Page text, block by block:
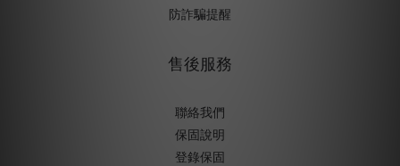
防詐騙提醒
售後服務
聯絡我們
保固說明
登錄保固